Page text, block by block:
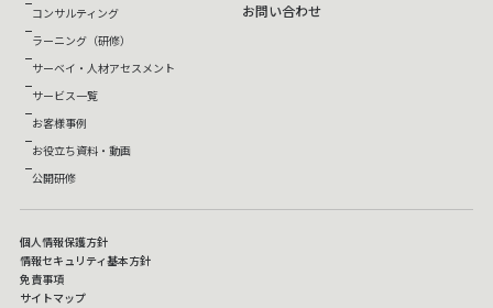
コンサルティング
ラーニング（研修）
サーベイ・人材アセスメント
サービス一覧
お客様事例
お役立ち資料・動画
公開研修
お問い合わせ
個人情報保護方針
情報セキュリティ基本方針
免責事項
サイトマップ